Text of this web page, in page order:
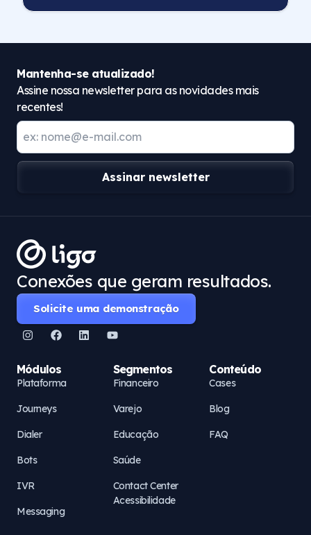
Mantenha-se atualizado!
Assine nossa newsletter para as novidades mais
recentes!
Assinar newsletter
Conexões que geram resultados.
Solicite uma demonstração
Módulos
Plataforma
Journeys
Dialer
Bots
IVR
Messaging
Segmentos
Financeiro
Varejo
Educação
Saúde
Contact Center
Acessibilidade
Conteúdo
Cases
Blog
FAQ